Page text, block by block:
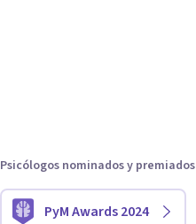
Psicólogos nominados y premiados
PyM Awards 2024